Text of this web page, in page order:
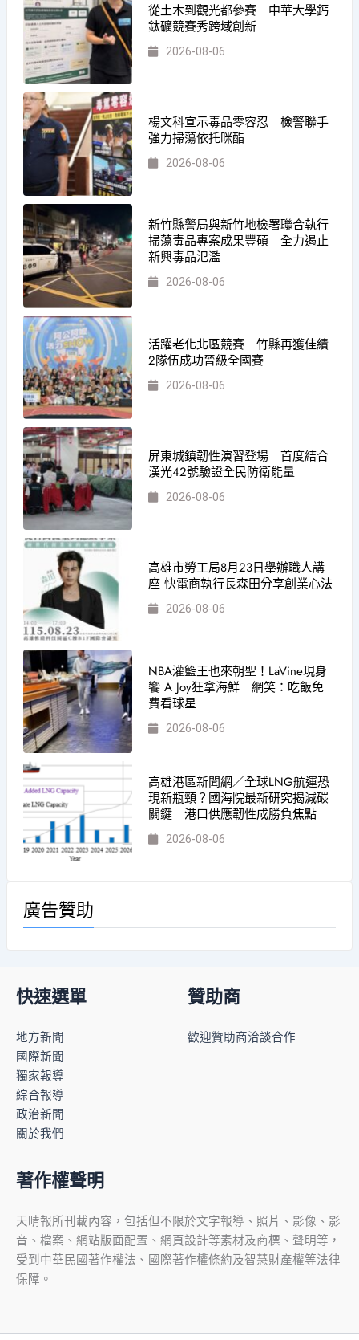
從土木到觀光都參賽 中華大學鈣
鈦礦競賽秀跨域創新
2026-08-06
楊文科宣示毒品零容忍 檢警聯手
強力掃蕩依托咪酯
2026-08-06
新竹縣警局與新竹地檢署聯合執行
掃蕩毒品專案成果豐碩 全力遏止
新興毒品氾濫
2026-08-06
活躍老化北區競賽 竹縣再獲佳績
2隊伍成功晉級全國賽
2026-08-06
屏東城鎮韌性演習登場 首度結合
漢光42號驗證全民防衛能量
2026-08-06
高雄市勞工局8月23日舉辦職人講
座 快電商執行長森田分享創業心法
2026-08-06
NBA灌籃王也來朝聖！LaVine現身
饗 A Joy狂拿海鮮 網笑：吃飯免
費看球星
2026-08-06
高雄港區新聞網／全球LNG航運恐
現新瓶頸？國海院最新研究揭減碳
關鍵 港口供應韌性成勝負焦點
2026-08-06
廣告贊助
快速選單
地方新聞
國際新聞
獨家報導
綜合報導
政治新聞
關於我們
贊助商
歡迎贊助商洽談合作
著作權聲明
天晴報所刊載內容，包括但不限於文字報導、照片、影像、影
音、檔案、網站版面配置、網頁設計等素材及商標、聲明等，
受到中華民國著作權法、國際著作權條約及智慧財產權等法律
保障。